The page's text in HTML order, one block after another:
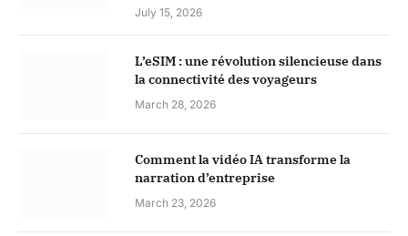
July 15, 2026
L’eSIM : une révolution silencieuse dans
la connectivité des voyageurs
March 28, 2026
Comment la vidéo IA transforme la
narration d’entreprise
March 23, 2026